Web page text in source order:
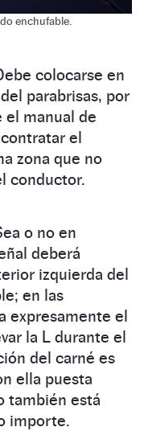
enchufable.
colocarse en
parabrisas, por
manual de
el
zona que no
conductor.
o no en
deberá
izquierda del
en las
expresamente el
la L durante el
del carné es
ella puesta
también está
importe.